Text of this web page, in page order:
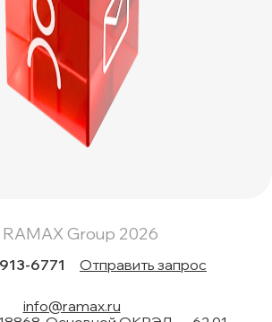
Group 2026
6771 Отправить запрос
info@ramax.ru